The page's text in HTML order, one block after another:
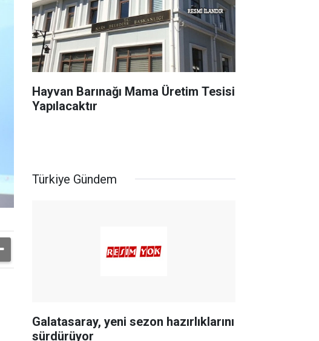
Hayvan Barınağı Mama Üretim Tesisi
Yapılacaktır
Türkiye Gündem
Galatasaray, yeni sezon hazırlıklarını
sürdürüyor